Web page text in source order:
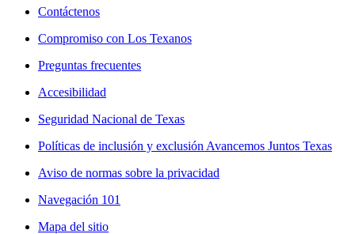
Contáctenos
Compromiso con Los Texanos
Preguntas frecuentes
Accesibilidad
Seguridad Nacional de Texas
Políticas de inclusión y exclusión Avancemos Juntos Texas
Aviso de normas sobre la privacidad
Navegación 101
Mapa del sitio